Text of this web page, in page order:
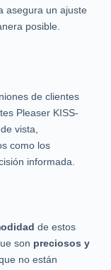
asegura un ajuste
posible.
de clientes
Pleaser KISS-
vista,
como los
informada.
de estos
son preciosos y
no están